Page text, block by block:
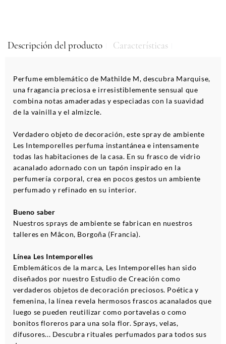
Descripción del producto Características
Perfume emblemático de Mathilde M, descubra Marquise,
una fragancia preciosa e irresistiblemente sensual que
combina notas amaderadas y especiadas con la suavidad
de la vainilla y el almizcle.
Verdadero objeto de decoración, este spray de ambiente
Les Intemporelles perfuma instantánea e intensamente
todas las habitaciones de la casa. En su frasco de vidrio
acanalado adornado con un tapón inspirado en la
perfumería corporal, crea en pocos gestos un ambiente
perfumado y refinado en su interior.
Bueno saber
Nuestros sprays de ambiente se fabrican en nuestros
talleres en Mâcon, Borgoña (Francia).
Línea Les Intemporelles
Emblemáticos de la marca, Les Intemporelles han sido
diseñados por nuestro Estudio de Creación como
verdaderos objetos de decoración preciosos. Poética y
femenina, la línea revela hermosos frascos acanalados que
luego se pueden reutilizar como portavelas o como
bonitos floreros para una sola flor. Sprays, velas,
difusores... Descubra rituales perfumados para todos sus